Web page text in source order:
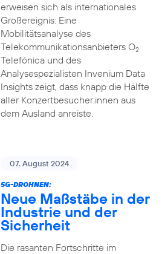
erweisen sich als internationales
Großereignis: Eine
Mobilitätsanalyse des
Telekommunikationsanbieters O2
Telefónica und des
Analysespezialisten Invenium Data
Insights zeigt, dass knapp die Hälfte
aller Konzertbesucher:innen aus
dem Ausland anreiste.
07. August 2024
5G-DROHNEN:
Neue Maßstäbe in der
Industrie und der
Sicherheit
Die rasanten Fortschritte im